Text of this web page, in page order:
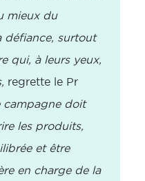
mieux du
défiance, surtout
qui, à leurs yeux,
regrette le Pr
campagne doit
les produits,
et être
en charge de la